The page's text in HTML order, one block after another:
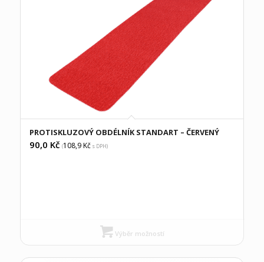
PROTISKLUZOVÝ OBDÉLNÍK STANDART – ČERVENÝ
90,0 Kč (108,9Kčs DPH)
Výběr možností